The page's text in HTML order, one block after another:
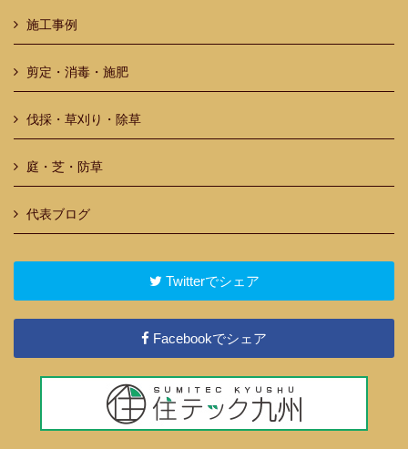
施工事例
剪定・消毒・施肥
伐採・草刈り・除草
庭・芝・防草
代表ブログ
Twitterでシェア
Facebookでシェア